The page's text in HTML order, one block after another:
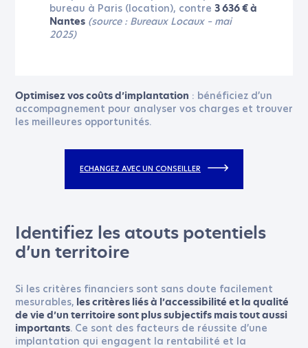
bureau à Paris (location), contre 3 636 € à
Nantes (source : Bureaux Locaux – mai
2025)
Optimisez vos coûts d’implantation : bénéficiez d’un
accompagnement pour analyser vos charges et trouver
les meilleures opportunités.
ECHANGEZ AVEC UN CONSEILLER
Identifiez les atouts potentiels
d’un territoire
Si les critères financiers sont sans doute facilement
mesurables, les critères liés à l’accessibilité et la qualité
de vie d’un territoire sont plus subjectifs mais tout aussi
importants. Ce sont des facteurs de réussite d’une
implantation qui engagent la rentabilité et la